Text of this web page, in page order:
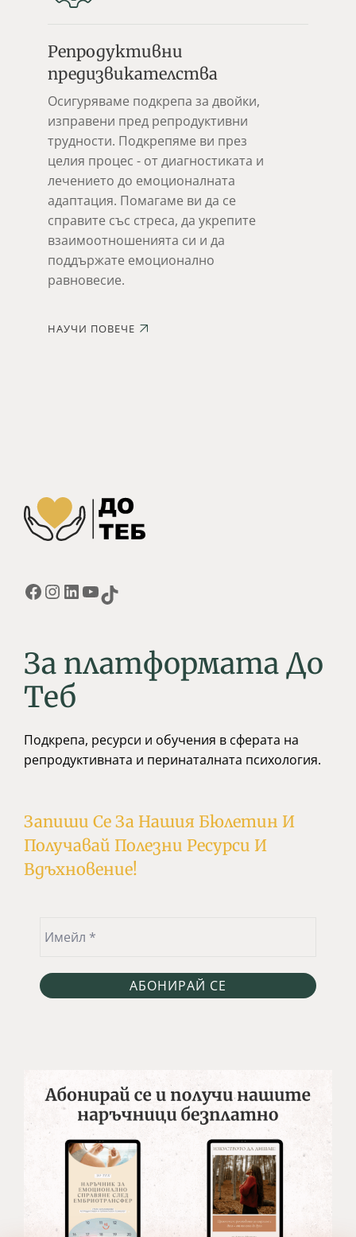
Репродуктивни
предизвикателства
Осигуряваме подкрепа за двойки,
изправени пред репродуктивни
трудности. Подкрепяме ви през
целия процес - от диагностиката и
лечението до емоционалната
адаптация. Помагаме ви да се
справите със стреса, да укрепите
взаимоотношенията си и да
поддържате емоционално
равновесие.
НАУЧИ ПОВЕЧЕ
За платформата До
Tеб
Подкрепа, ресурси и обучения в сферата на
репродуктивната и перинаталната психология.
Запиши Се За Нашия Бюлетин И
Получавай Полезни Ресурси И
Вдъхновение!